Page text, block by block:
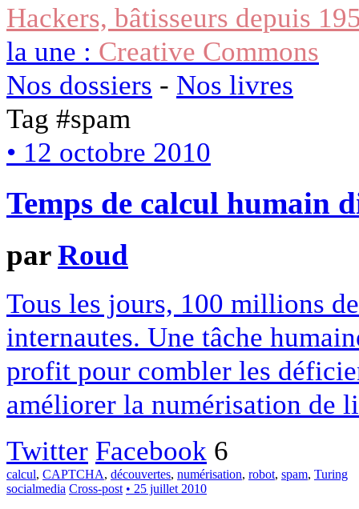
Hackers, bâtisseurs depuis
la une : Creative Commons
Nos dossiers - Nos livres
Tag #spam
• 12 octobre 2010
Temps de calcul humain
parRoud
Tous les jours, 100 millions
internautes. Une tâche
profit pour combler les
améliorer la numérisation de
Twitter Facebook 6
calcul, CAPTCHA, découvertes, numérisation, robot, spam, Turing
socialmedia Cross-post • 25 juillet 2010